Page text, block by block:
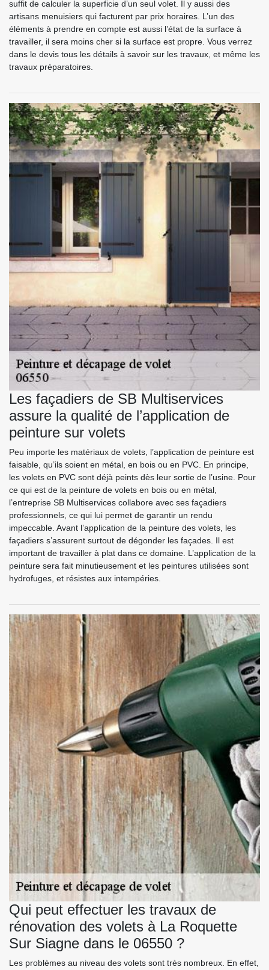
suffit de calculer la superficie d’un seul volet. Il y aussi des
artisans menuisiers qui facturent par prix horaires. L’un des
éléments à prendre en compte est aussi l’état de la surface à
travailler, il sera moins cher si la surface est propre. Vous verrez
dans le devis tous les détails à savoir sur les travaux, et même les
travaux préparatoires.
Les façadiers de SB Multiservices
assure la qualité de l’application de
peinture sur volets
Peu importe les matériaux de volets, l’application de peinture est
faisable, qu’ils soient en métal, en bois ou en PVC. En principe,
les volets en PVC sont déjà peints dès leur sortie de l’usine. Pour
ce qui est de la peinture de volets en bois ou en métal,
l’entreprise SB Multiservices collabore avec ses façadiers
professionnels, ce qui lui permet de garantir un rendu
impeccable. Avant l’application de la peinture des volets, les
façadiers s’assurent surtout de dégonder les façades. Il est
important de travailler à plat dans ce domaine. L’application de la
peinture sera fait minutieusement et les peintures utilisées sont
hydrofuges, et résistes aux intempéries.
Qui peut effectuer les travaux de
rénovation des volets à La Roquette
Sur Siagne dans le 06550 ?
Les problèmes au niveau des volets sont très nombreux. En effet,